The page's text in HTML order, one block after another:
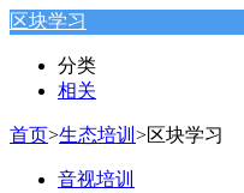
区块学习
分类
相关
首页>生态培训 >区块学习
音视培训